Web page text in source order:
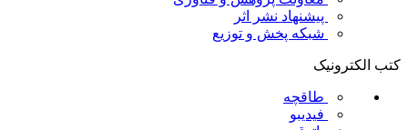
پیشنهاد نشر اثر
شبکه پخش و توزیع
کتب الکترونیک
طاقچه
فیدیبو